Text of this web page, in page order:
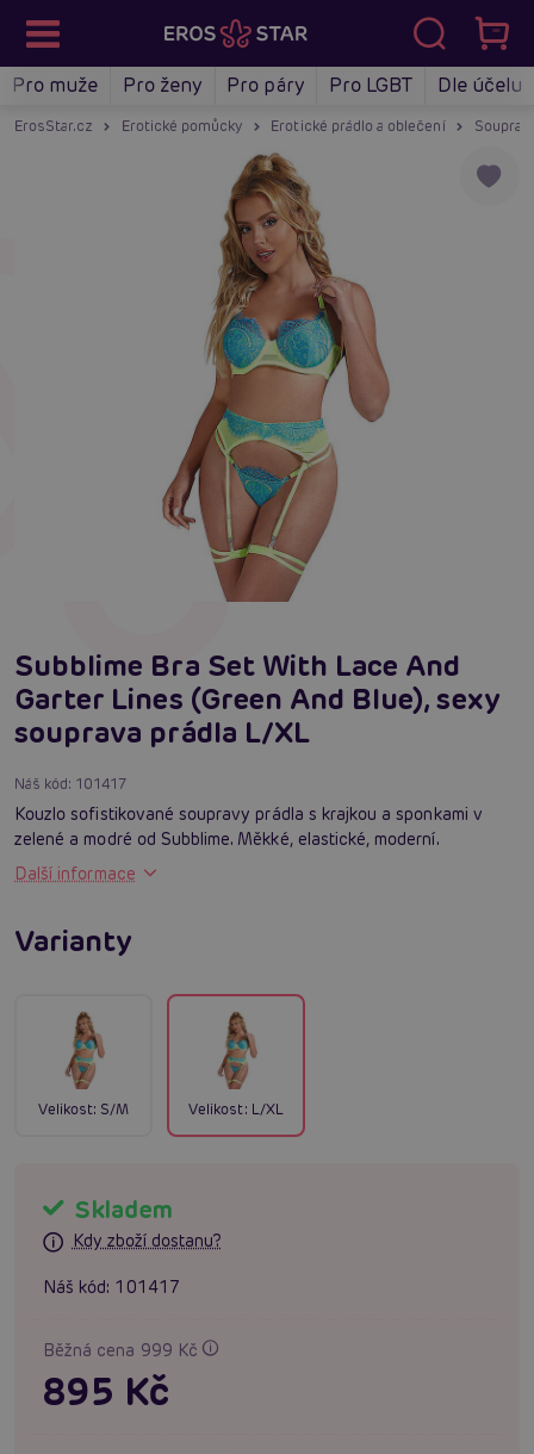
Pro muže Pro ženy Pro páry Pro LGBT Dle účelu
ErosStar.cz Erotické pomůcky Erotické prádlo a oblečení
Subblime Bra Set With Lace And
Garter Lines (Green And Blue), sexy
souprava prádla L/XL
Náš kód: 101417
Kouzlo sofistikované soupravy prádla s krajkou a sponkami v
zelené a modré od Subblime. Měkké, elastické, moderní.
Další informace
Varianty
Velikost: S/M Velikost: L/XL
Skladem
Kdy zboží dostanu?
Náš kód: 101417
Běžná cena 999 Kč
895 Kč